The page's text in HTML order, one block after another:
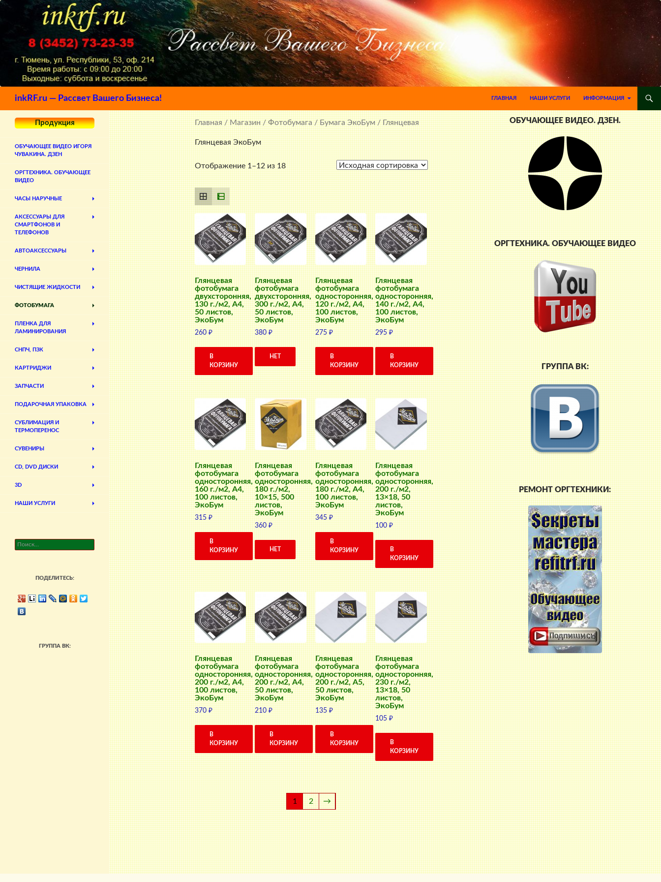
inkRF.ru — Рассвет Вашего Бизнеса!
ГЛАВНАЯ
НАШИ УСЛУГИ ИНФОРМАЦИЯ
Главная/Магазин/Фотобумага/Бумага ЭкоБум/ Глянцевая
Глянцевая ЭкоБум
Отображение 1–12 из 18
Глянцевая
фотобумага
двухсторонняя,
130 г./м2, A4,
50 листов,
ЭкоБум
260₽
В
КОРЗИНУ
Глянцевая
фотобумага
двухсторонняя,
300 г./м2, A4,
50 листов,
ЭкоБум
380₽
НЕТ
Глянцевая
фотобумага
односторонняя,
120 г./м2, A4,
100 листов,
ЭкоБум
275₽
В
КОРЗИНУ
Глянцевая
фотобумага
односторонняя,
140 г./м2, A4,
100 листов,
ЭкоБум
295₽
В
КОРЗИНУ
Глянцевая
фотобумага
односторонняя,
160 г./м2, A4,
100 листов,
ЭкоБум
315₽
В
КОРЗИНУ
Глянцевая
фотобумага
односторонняя,
180 г./м2,
10×15, 500
листов,
ЭкоБум
360₽
НЕТ
Глянцевая
фотобумага
односторонняя,
180 г./м2, A4,
100 листов,
ЭкоБум
345₽
В
КОРЗИНУ
Глянцевая
фотобумага
односторонняя,
200 г./м2,
13×18, 50
листов,
ЭкоБум
100₽
В
КОРЗИНУ
Глянцевая
фотобумага
односторонняя,
200 г./м2, A4,
100 листов,
ЭкоБум
370₽
В
КОРЗИНУ
Глянцевая
фотобумага
односторонняя,
200 г./м2, A4,
50 листов,
ЭкоБум
210₽
В
КОРЗИНУ
Глянцевая
фотобумага
односторонняя,
200 г./м2, A5,
50 листов,
ЭкоБум
135₽
В
КОРЗИНУ
Глянцевая
фотобумага
односторонняя,
230 г./м2,
13×18, 50
листов,
ЭкоБум
105₽
В
КОРЗИНУ
1 2 →
ОБУЧАЮЩЕЕ ВИДЕО. ДЗЕН.
ОРГТЕХНИКА. ОБУЧАЮЩЕЕ ВИДЕО
ГРУППА ВК:
РЕМОНТ ОРГТЕХНИКИ:
Продукция
ОБУЧАЮЩЕЕ ВИДЕО ИГОРЯ
ЧУВАКИНА. ДЗЕН
ОРГТЕХНИКА. ОБУЧАЮЩЕЕ
ВИДЕО
ЧАСЫ НАРУЧНЫЕ
АКСЕССУАРЫ ДЛЯ
СМАРТФОНОВ И
ТЕЛЕФОНОВ
АВТОАКСЕССУАРЫ
ЧЕРНИЛА
ЧИСТЯЩИЕ ЖИДКОСТИ
ФОТОБУМАГА
ПЛЕНКА ДЛЯ
ЛАМИНИРОВАНИЯ
СНПЧ, ПЗК
КАРТРИДЖИ
ЗАПЧАСТИ
ПОДАРОЧНАЯ УПАКОВКА
СУБЛИМАЦИЯ И
ТЕРМОПЕРЕНОС
СУВЕНИРЫ
CD, DVD ДИСКИ
3D
НАШИ УСЛУГИ
Найти:
ПОДЕЛИТЕСЬ:
ГРУППА ВК: